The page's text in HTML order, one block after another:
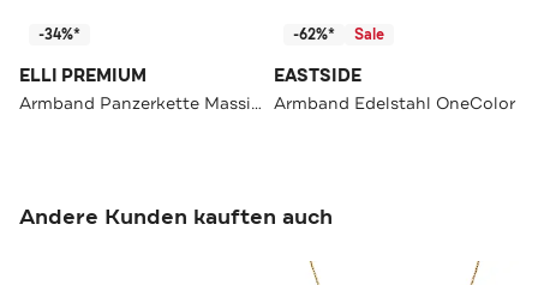
-34%*
ELLI PREMIUM
Armband Panzerkette Massiv Maskulin Unisex 925 Silber Gold
-62%* Sale
EASTSIDE
Armband Edelstahl OneColor
Andere Kunden kauften auch